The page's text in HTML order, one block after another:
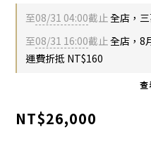
至08/31 04:00截止全店，
至08/31 16:00截止全店，8
運費折抵 NT$160
查
NT$26,000